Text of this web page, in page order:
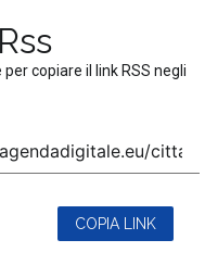
copiare il link RSS negli
COPIA LINK